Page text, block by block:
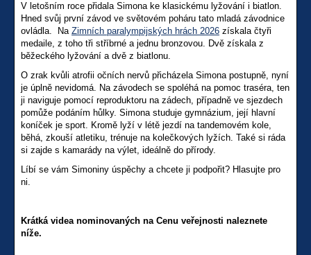
V letošním roce přidala Simona ke klasickému lyžování i biatlon.
Hned svůj první závod ve světovém poháru tato mladá závodnice
ovládla. Na Zimních paralympijských hrách 2026 získala čtyři
medaile, z toho tři stříbrné a jednu bronzovou. Dvě získala z
běžeckého lyžování a dvě z biatlonu.
O zrak kvůli atrofii očních nervů přicházela Simona postupně, nyní
je úplně nevidomá. Na závodech se spoléhá na pomoc traséra, ten
ji naviguje pomocí reproduktoru na zádech, případně ve sjezdech
pomůže podáním hůlky. Simona studuje gymnázium, její hlavní
koníček je sport. Kromě lyží v létě jezdí na tandemovém kole,
běhá, zkouší atletiku, trénuje na kolečkových lyžích. Také si ráda
si zajde s kamarády na výlet, ideálně do přírody.
Líbí se vám Simoniny úspěchy a chcete ji podpořit? Hlasujte pro
ni.
Krátká videa nominovaných na Cenu veřejnosti naleznete
níže.